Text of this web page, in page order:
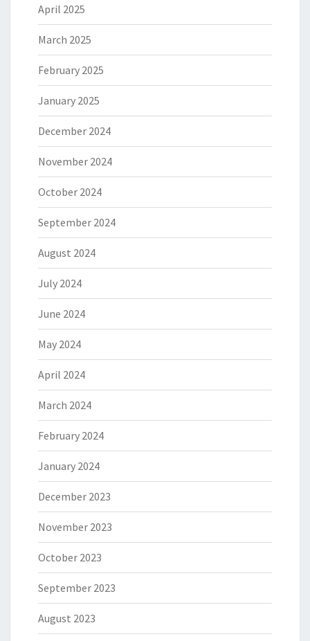
April 2025
March 2025
February 2025
January 2025
December 2024
November 2024
October 2024
September 2024
August 2024
July 2024
June 2024
May 2024
April 2024
March 2024
February 2024
January 2024
December 2023
November 2023
October 2023
September 2023
August 2023